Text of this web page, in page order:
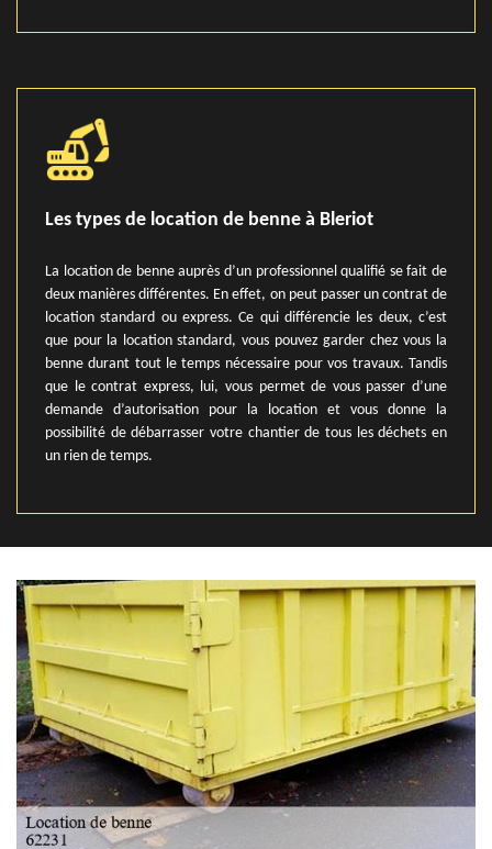
Les types de location de benne à Bleriot
La location de benne auprès d’un professionnel qualifié se fait de
deux manières différentes. En effet, on peut passer un contrat de
location standard ou express. Ce qui différencie les deux, c’est
que pour la location standard, vous pouvez garder chez vous la
benne durant tout le temps nécessaire pour vos travaux. Tandis
que le contrat express, lui, vous permet de vous passer d’une
demande d’autorisation pour la location et vous donne la
possibilité de débarrasser votre chantier de tous les déchets en
un rien de temps.